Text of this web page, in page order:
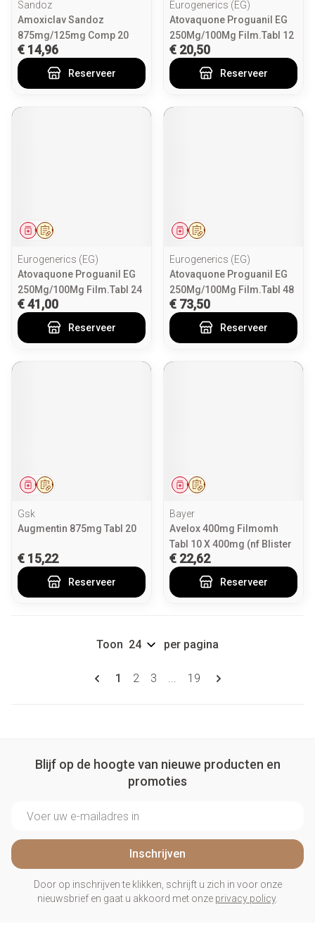
Sandoz
Amoxiclav Sandoz
875mg/125mg Comp 20
€ 14,96
Reserveer
Eurogenerics (EG)
Atovaquone Proguanil EG
250Mg/100Mg Film.Tabl 12
€ 20,50
Reserveer
Op voorschrift
Geneesmiddel
Eurogenerics (EG)
Atovaquone Proguanil EG
250Mg/100Mg Film.Tabl 24
€ 41,00
Reserveer
Op voorschrift
Geneesmiddel
Eurogenerics (EG)
Atovaquone Proguanil EG
250Mg/100Mg Film.Tabl 48
€ 73,50
Reserveer
Op voorschrift
Geneesmiddel
Gsk
Augmentin 875mg Tabl 20
€ 15,22
Reserveer
Op voorschrift
Geneesmiddel
Bayer
Avelox 400mg Filmomh
Tabl 10 X 400mg (nf Blister
€ 22,62
Reserveer
Pagina's
U lees momenteel pagina
1 Pagina
2 Pagina
3 ... Pagina
19
Toon per pagina
Blijf op de hoogte van nieuwe producten en
promoties
Inschrijven
Door op inschrijven te klikken, schrijft u zich in voor onze
nieuwsbrief en gaat u akkoord met onze privacy policy.